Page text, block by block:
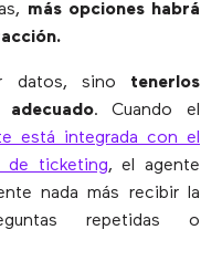
más opciones habrá
datos, sino tenerlos
. Cuando el
está integrada con el
de ticketing, el agente
nada más recibir la
repetidas o